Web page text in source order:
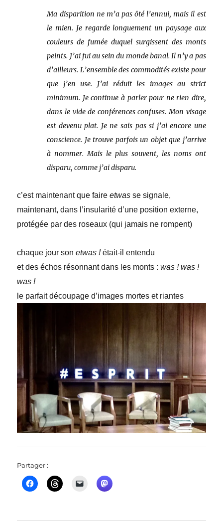
Ma disparition ne m’a pas ôté l’ennui, mais il est
le mien. Je regarde longuement un paysage aux
couleurs de fumée duquel surgissent des monts
peints. J’ai fui au sein du monde banal. Il n’y a pas
d’ailleurs. L’ensemble des commodités existe pour
que j’en use. J’ai réduit les images au strict
minimum. Je continue à parler pour ne rien dire,
dans le vide de conférences confuses. Mon visage
est devenu plat. Je ne sais pas si j’ai encore une
conscience. Je trouve parfois un objet que j’arrive
à nommer. Mais le plus souvent, les noms ont
disparu, comme j’ai disparu.
c’est maintenant que faireetwas se signale,
maintenant, dans l’insularité d’une position externe,
protégée par des roseaux (qui jamais ne rompent)
chaque jour sonetwas !était-il entendu
et des échos résonnant dans les monts :was ! was !
was !
le parfait découpage d’images mortes et riantes
Partager :